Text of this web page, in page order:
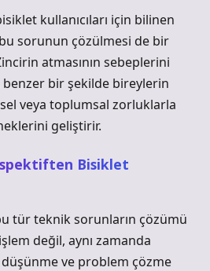
kullanıcıları için bilinen
sorunun çözülmesi de bir
atmasının sebeplerini
bir şekilde bireylerin
veya toplumsal zorluklarla
geliştirir.
Bisiklet
tür teknik sorunların çözümü
değil, aynı zamanda
ve problem çözme